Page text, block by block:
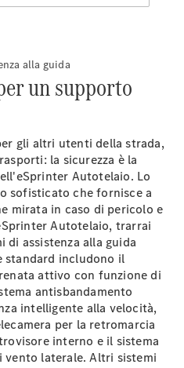
alla guida
un supporto
gli altri utenti della strada,
la sicurezza è la
Autotelaio. Lo
sofisticato che fornisce a
mirata in caso di pericolo e
Autotelaio, trarrai
di assistenza alla guida
standard includono il
attivo con funzione di
antisbandamento
intelligente alla velocità,
per la retromarcia
interno e il sistema
vento laterale. Altri sistemi